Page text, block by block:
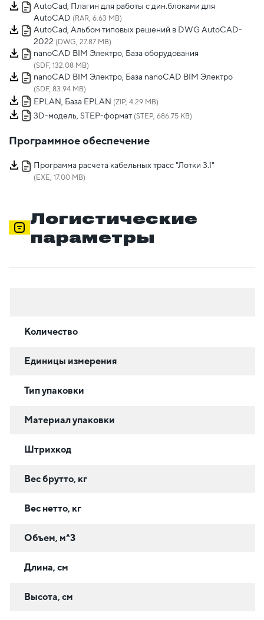
AutoCad, Плагин для работы с дин.блоками для
AutoCAD (RAR, 6.63 MB)
AutoCad, Альбом типовых решений в DWG AutoCAD-
2022 (DWG, 27.87 MB)
nanoCAD BIM Электро, База оборудования
(SDF, 132.08 MB)
nanoCAD BIM Электро, База nanoCAD BIM Электро
(SDF, 83.94 MB)
EPLAN, База EPLAN (ZIP, 4.29 MB)
3D-модель, STEP-формат (STEP, 686.75 KB)
Программное обеспечение
Программа расчета кабельных трасс "Лотки 3.1"
(EXE, 17.00 MB)
Логистические
параметры
Количество
Единицы измерения
Тип упаковки
Материал упаковки
Штрихкод
Вес брутто, кг
Вес нетто, кг
Объем, м^3
Длина, см
Высота, см